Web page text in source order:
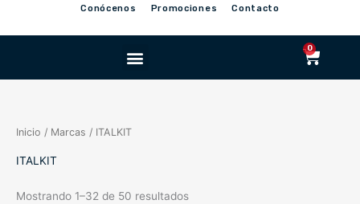
Conócenos Promociones Contacto
Menu 0
Inicio / Marcas / ITALKIT
ITALKIT
Mostrando 1–32 de 50 resultados